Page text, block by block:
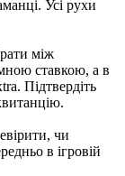
Усі рухи
між
ставкою, а в
Підтвердіть
чи
в ігровій